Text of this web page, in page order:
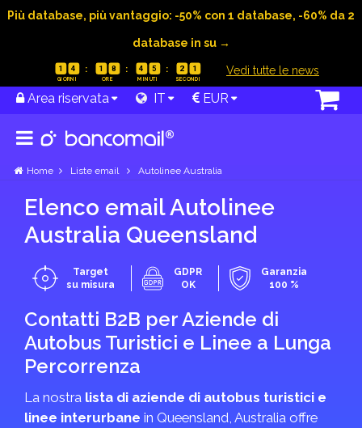
Più database, più vantaggio: -50% con 1 database, -60% da 2
database in su →
1 4 1 8 4 5 2 0 Vedi tutte le news
Area riservata IT EUR
Home Liste email Autolinee Australia
Elenco email Autolinee
Australia Queensland
Target
su misura
GDPR
OK
Garanzia
100 %
Contatti B2B per Aziende di
Autobus Turistici e Linee a Lunga
Percorrenza
La nostra lista di aziende di autobus turistici e
linee interurbane in Queensland, Australia offre